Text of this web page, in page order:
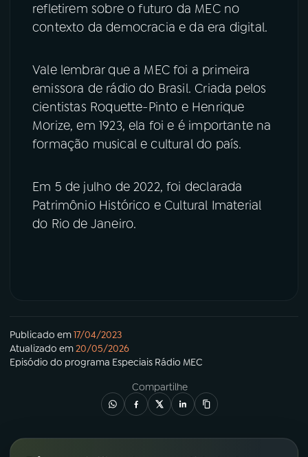
refletirem sobre o futuro da MEC no
contexto da democracia e da era digital.
Vale lembrar que a MEC foi a primeira
emissora de rádio do Brasil. Criada pelos
cientistas Roquette-Pinto e Henrique
Morize, em 1923, ela foi e é importante na
formação musical e cultural do país.
Em 5 de julho de 2022, foi declarada
Patrimônio Histórico e Cultural Imaterial
do Rio de Janeiro.
Publicado em17/04/2023
Atualizado em20/05/2026
Episódio do programa Especiais Rádio MEC
Compartilhe